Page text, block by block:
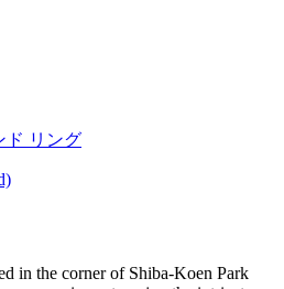
ド リング
in the corner of Shiba-Koen Park